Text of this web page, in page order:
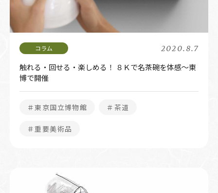
2020.8.7
触れる・回せる・楽しめる！ ８Ｋで名茶碗を体感～東
博で開催
＃東京国立博物館 ＃茶道
＃重要美術品